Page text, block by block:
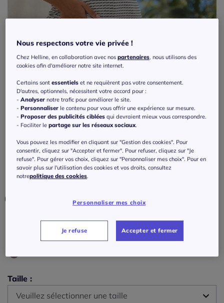
Exclu web
Polo en tricot à col V et manches courtes
avec joli motif bicolore
Réf : 762.704.002 5 /5 - 1avis
Couleur :crème-noir
Choisir une couleur :
Taille :
Veuillez sélectionner une taille
Nous respectons votre vie privée !
Chez Helline, en collaboration avec nospartenaires, nous utilisons des
cookies afin d'améliorer notre site internet.
Certains sontessentiels et ne requièrent pas votre consentement.
D'autres, optionnels, nécessitent votre accord pour :
-Analyser notre trafic pour améliorer le site.
-Personnaliser le contenu pour vous offrir une expérience sur mesure.
-Proposer des publicités ciblées qui devraient mieux vous correspondre.
- Faciliter lepartage sur les réseaux sociaux.
Vous pouvez les modifier en cliquant sur "Gestion des cookies". Pour
consentir, cliquez sur "Accepter et fermer". Pour refuser, cliquez sur "Je
refuse". Pour gérer vos choix, cliquez sur "Personnaliser mes choix". Pour en
savoir plus sur l'utilisation des cookies et vos droits, consultez
notrepolitique des cookies.
Personnaliser mes choix
Je refuse Accepter et fermer